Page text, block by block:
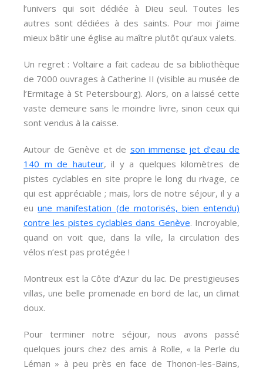
l’univers qui soit dédiée à Dieu seul. Toutes les
autres sont dédiées à des saints. Pour moi j’aime
mieux bâtir une église au maître plutôt qu’aux valets.
Un regret : Voltaire a fait cadeau de sa bibliothèque
de 7000 ouvrages à Catherine II (visible au musée de
l’Ermitage à St Petersbourg). Alors, on a laissé cette
vaste demeure sans le moindre livre, sinon ceux qui
sont vendus à la caisse.
Autour de Genève et de son immense jet d’eau de
140 m de hauteur, il y a quelques kilomètres de
pistes cyclables en site propre le long du rivage, ce
qui est appréciable ; mais, lors de notre séjour, il y a
euune manifestation (de motorisés, bien entendu)
contre les pistes cyclables dans Genève. Incroyable,
quand on voit que, dans la ville, la circulation des
vélos n’est pas protégée !
Montreux est la Côte d’Azur du lac. De prestigieuses
villas, une belle promenade en bord de lac, un climat
doux.
Pour terminer notre séjour, nous avons passé
quelques jours chez des amis à Rolle, « la Perle du
Léman » à peu près en face de Thonon-les-Bains,